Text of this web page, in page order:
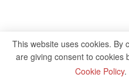
This website uses cookies. By
are giving consent to cookies
Cookie Policy.